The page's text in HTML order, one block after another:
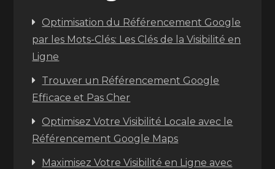
Optimisation du Référencement Google
par les Mots-Clés: Les Clés de la Visibilité en
Ligne
Trouver un Référencement Google
Efficace et Pas Cher
Optimisez Votre Visibilité Locale avec le
Référencement Google Maps
Maximisez Votre Visibilité en Ligne avec